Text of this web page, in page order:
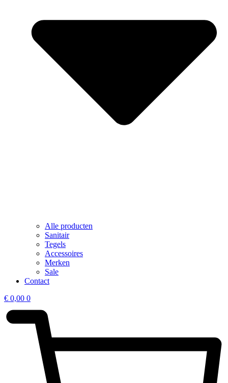
Alle producten
Sanitair
Tegels
Accessoires
Merken
Sale
Contact
€ 0,00 0